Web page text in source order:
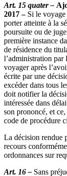
Art. 15 quater –
2017 –Si le voyage
porter atteinte à la
poursuite ou de
première instance
de résidence du
l’administration
voyager après
écrite par une
excéder dans tous
doit notifier la
intéressée dans
son prononcé, et
code de procédure
La décision rendue
recours
ordonnances sur
Art. 16 – Sans